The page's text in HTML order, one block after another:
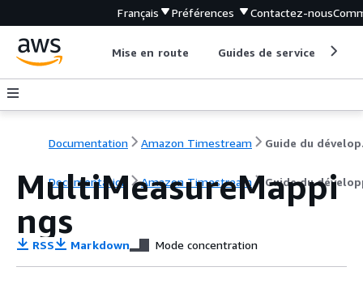
Français Préférences Contactez-nous
Mise en route Guides de service
Documentation Amazon Timestream
Documentation Amazon Timestream Guide du
MultiMeasureMappi
ngs
RSS Markdown Mode concentration